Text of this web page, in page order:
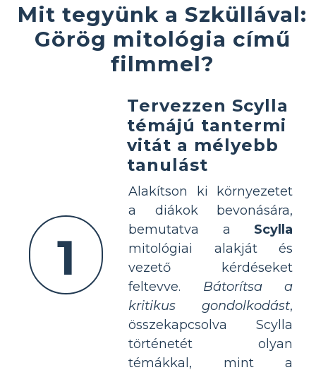
Mit tegyünk a Szküllával:
Görög mitológia című
filmmel?
1
Tervezzen Scylla
témájú tantermi
vitát a mélyebb
tanulást
Alakítson ki környezetet
a diákok bevonására,
bemutatva a Scylla
mitológiai alakját és
vezető kérdéseket
feltevve. Bátorítsa a
kritikus gondolkodást,
összekapcsolva Scylla
történetét olyan
témákkal, mint a